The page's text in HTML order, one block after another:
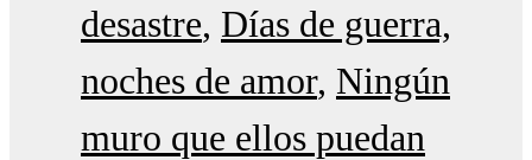
desastre Días de guerra,
noches de amor Ningún
muro que ellos puedan